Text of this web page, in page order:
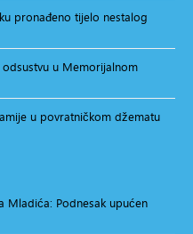
pronađeno tijelo nestalog
odsustvu u Memorijalnom
u povratničkom džematu
Mladića: Podnesak upućen